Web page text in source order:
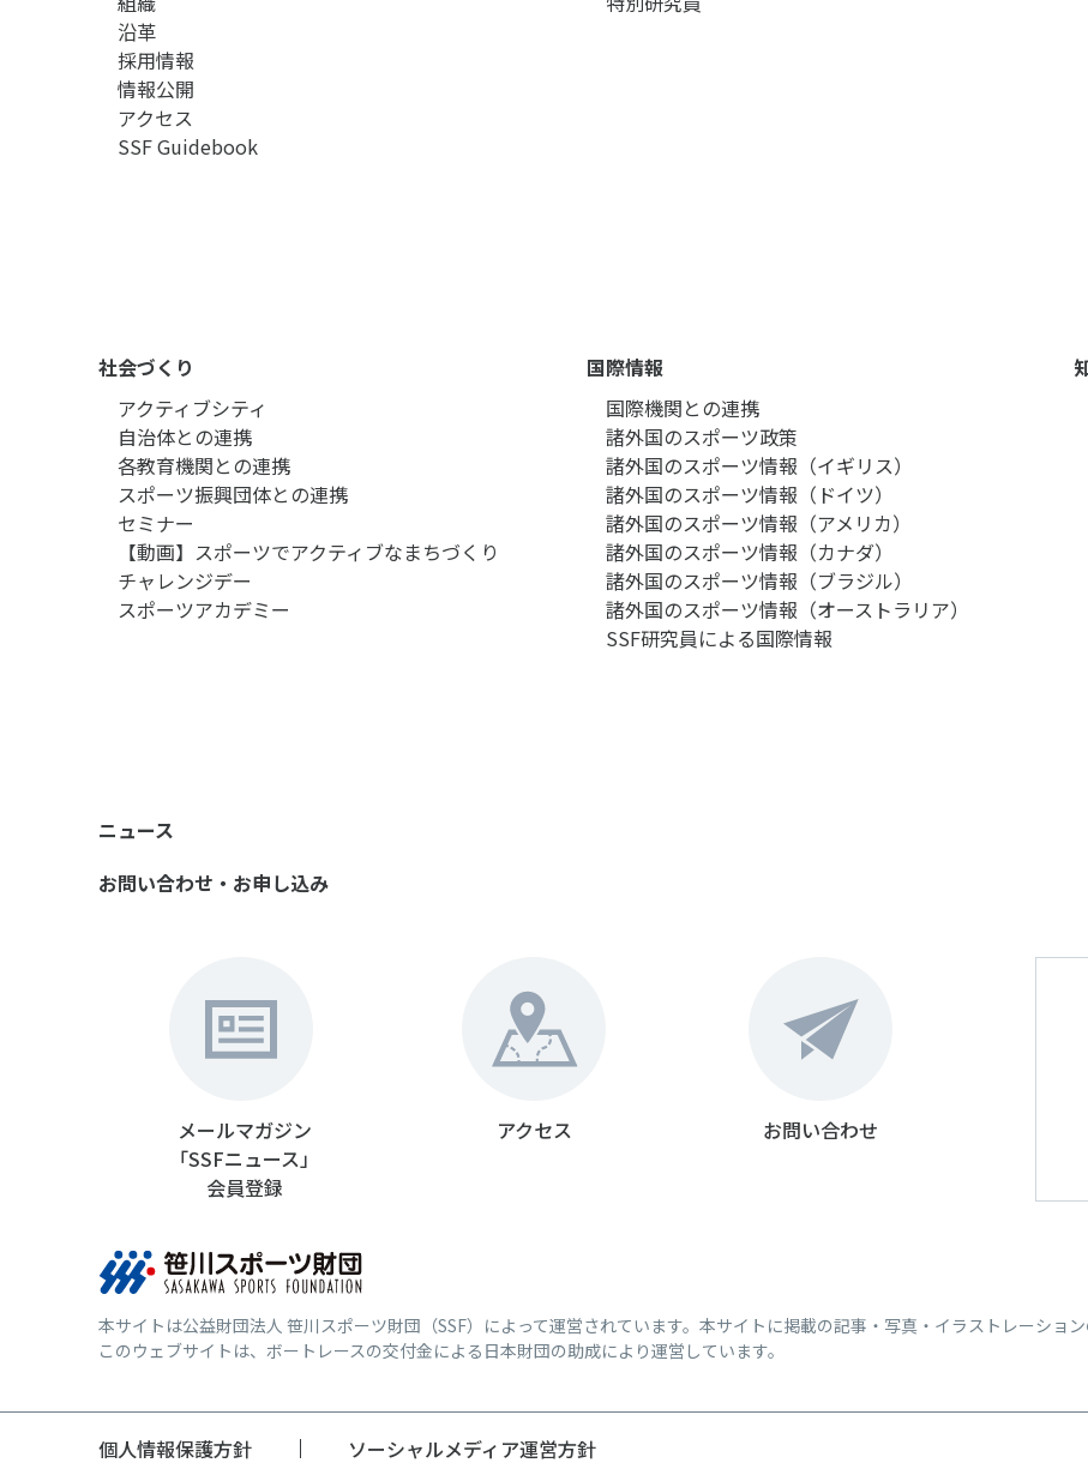
沿革
採用情報
情報公開
アクセス
SSF Guidebook
社会づくり
アクティブシティ
自治体との連携
各教育機関との連携
スポーツ振興団体との連携
セミナー
【動画】スポーツでアクティブなまちづくり
チャレンジデー
スポーツアカデミー
国際情報
国際機関との連携
諸外国のスポーツ政策
諸外国のスポーツ情報（イギリス）
諸外国のスポーツ情報（ドイツ）
諸外国のスポーツ情報（アメリカ）
諸外国のスポーツ情報（カナダ）
諸外国のスポーツ情報（ブラジル）
諸外国のスポーツ情報（オーストラリア）
SSF研究員による国際情報
ニュース
お問い合わせ・お申し込み
メールマガジン
「SSFニュース」
会員登録
アクセス お問い合わせ
本サイトは公益財団法人 笹川スポーツ財団（SSF）によって運営されています。本サイトに掲載の記事・写真・イラストレーション
このウェブサイトは、ボートレースの交付金による日本財団の助成により運営しています。
個人情報保護方針 ソーシャルメディア運営方針